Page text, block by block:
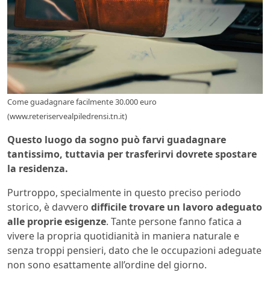
Come guadagnare facilmente 30.000 euro
(www.reteriservealpiledrensi.tn.it)
Questo luogo da sogno può farvi guadagnare
tantissimo, tuttavia per trasferirvi dovrete spostare
la residenza.
Purtroppo, specialmente in questo preciso periodo
storico, è davvero difficile trovare un lavoro adeguato
alle proprie esigenze. Tante persone fanno fatica a
vivere la propria quotidianità in maniera naturale e
senza troppi pensieri, dato che le occupazioni adeguate
non sono esattamente all’ordine del giorno.